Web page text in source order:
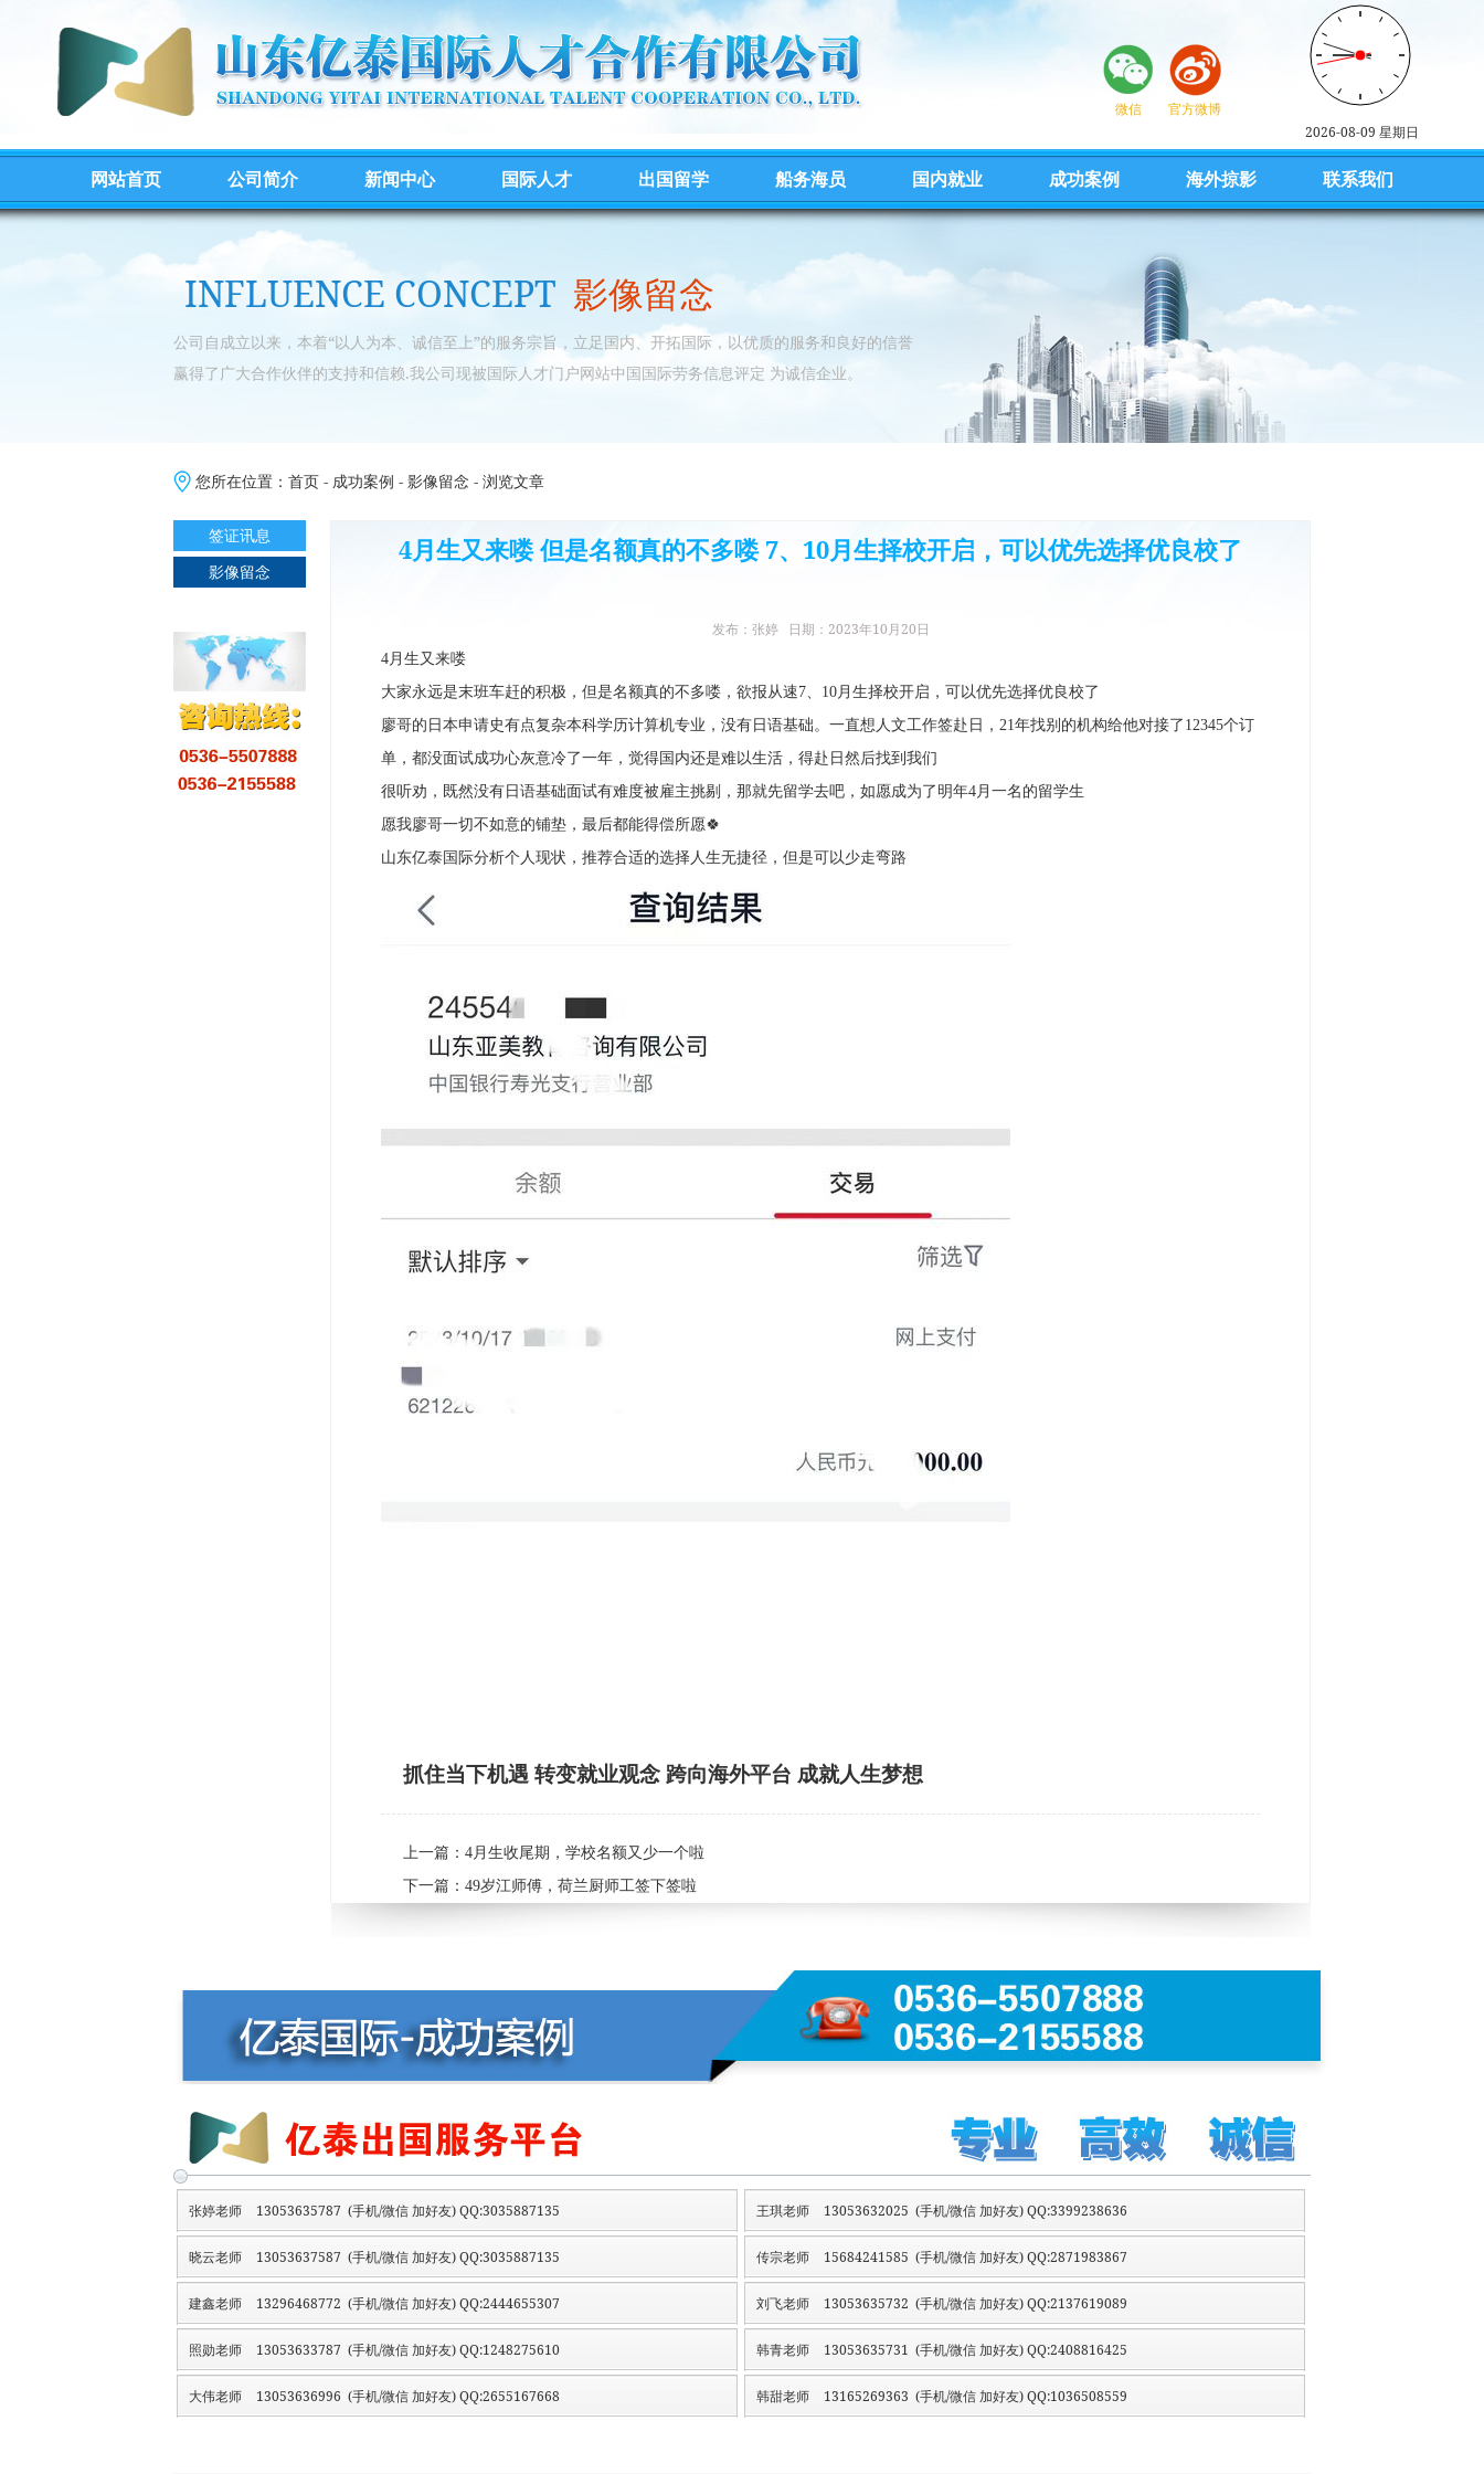
微信
官方微博
2026-08-09 星期日
网站首页 公司简介 新闻中心 国际人才 出国留学 船务海员 国内就业 成功案例 海外掠影 联系我们
INFLUENCE CONCEPT 影像留念
公司自成立以来，本着“以人为本、诚信至上”的服务宗旨，立足国内、开拓国际，以优质的服务和良好的信誉
赢得了广大合作伙伴的支持和信赖.我公司现被国际人才门户网站中国国际劳务信息评定 为诚信企业。
您所在位置： 首页 - 成功案例 - 影像留念 - 浏览文章
签证讯息
影像留念
4月生又来喽 但是名额真的不多喽 7、10月生择校开启，可以优先选择优良校了
发布：张婷 日期：2023年10月20日
4月生又来喽
大家永远是末班车赶的积极，但是名额真的不多喽，欲报从速7、10月生择校开启，可以优先选择优良校了
廖哥的日本申请史有点复杂本科学历计算机专业，没有日语基础。一直想人文工作签赴日，21年找别的机构给他对接了12345个订
单，都没面试成功心灰意冷了一年，觉得国内还是难以生活，得赴日然后找到我们
很听劝，既然没有日语基础面试有难度被雇主挑剔，那就先留学去吧，如愿成为了明年4月一名的留学生
愿我廖哥一切不如意的铺垫，最后都能得偿所愿🍀
山东亿泰国际分析个人现状，推荐合适的选择人生无捷径，但是可以少走弯路
抓住当下机遇 转变就业观念 跨向海外平台 成就人生梦想
上一篇： 4月生收尾期，学校名额又少一个啦
下一篇： 49岁江师傅，荷兰厨师工签下签啦
张婷老师 13053635787 (手机/微信 加好友) QQ:3035887135 王琪老师 13053632025 (手机/微信 加好友) QQ:3399238636
晓云老师 13053637587 (手机/微信 加好友) QQ:3035887135 传宗老师 15684241585 (手机/微信 加好友) QQ:2871983867
建鑫老师 13296468772 (手机/微信 加好友) QQ:2444655307 刘飞老师 13053635732 (手机/微信 加好友) QQ:2137619089
照勋老师 13053633787 (手机/微信 加好友) QQ:1248275610 韩青老师 13053635731 (手机/微信 加好友) QQ:2408816425
大伟老师 13053636996 (手机/微信 加好友) QQ:2655167668 韩甜老师 13165269363 (手机/微信 加好友) QQ:1036508559